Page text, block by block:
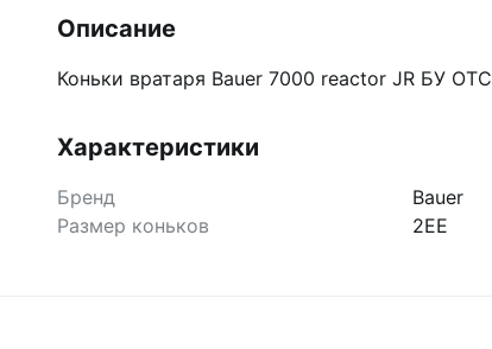
Описание
Коньки вратаря Bauer 7000 reactor JR БУ ОТС
Характеристики
Бренд
Bauer
Размер коньков
2EE